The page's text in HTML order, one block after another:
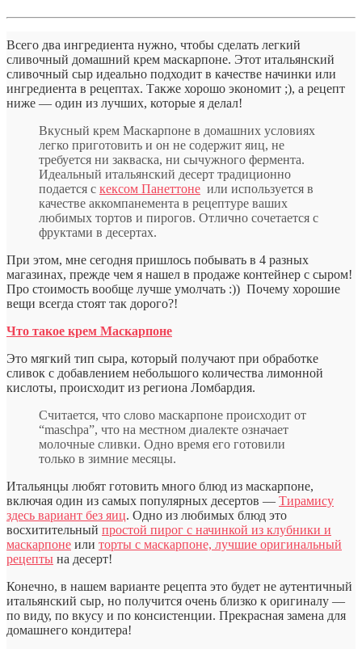
Всего два ингредиента нужно, чтобы сделать легкий
сливочный домашний крем маскарпоне. Этот итальянский
сливочный сыр идеально подходит в качестве начинки или
ингредиента в рецептах. Также хорошо экономит ;), а рецепт
ниже — один из лучших, которые я делал!
Вкусный крем Маскарпоне в домашних условиях
легко приготовить и он не содержит яиц, не
требуется ни закваска, ни сычужного фермента.
Идеальный итальянский десерт традиционно
подается с кексом Панеттоне или используется в
качестве аккомпанемента в рецептуре ваших
любимых тортов и пирогов. Отлично сочетается с
фруктами в десертах.
При этом, мне сегодня пришлось побывать в 4 разных
магазинах, прежде чем я нашел в продаже контейнер с сыром!
Про стоимость вообще лучше умолчать :)) Почему хорошие
вещи всегда стоят так дорого?!
Что такое крем Маскарпоне
Это мягкий тип сыра, который получают при обработке
сливок с добавлением небольшого количества лимонной
кислоты, происходит из региона Ломбардия.
Считается, что слово маскарпоне происходит от
“maschpa”, что на местном диалекте означает
молочные сливки. Одно время его готовили
только в зимние месяцы.
Итальянцы любят готовить много блюд из маскарпоне,
включая один из самых популярных десертов — Тирамису
здесь вариант без яиц. Одно из любимых блюд это
восхитительный простой пирог с начинкой из клубники и
маскарпоне или торты с маскарпоне, лучшие оригинальный
рецепты на десерт!
Конечно, в нашем варианте рецепта это будет не аутентичный
итальянский сыр, но получится очень близко к оригиналу —
по виду, по вкусу и по консистенции. Прекрасная замена для
домашнего кондитера!